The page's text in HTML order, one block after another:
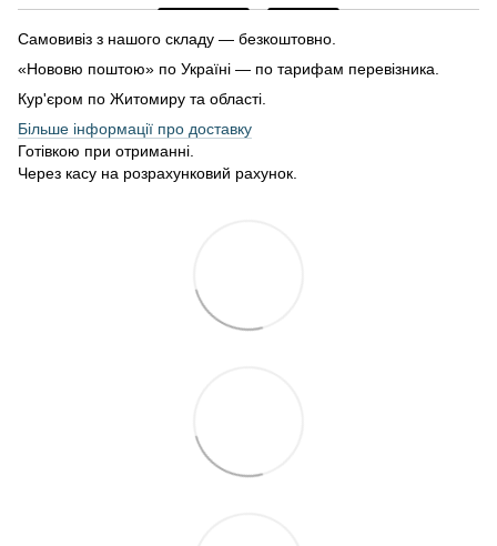
Самовивіз з нашого складу — безкоштовно.
«Нововю поштою» по Україні — по тарифам перевізника.
Кур'єром по Житомиру та області.
Більше інформації про доставку
Готівкою при отриманні.
Через касу на розрахунковий рахунок.